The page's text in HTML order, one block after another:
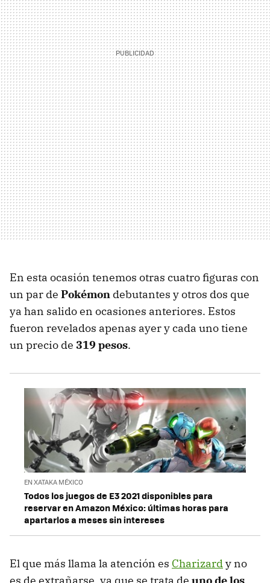
En esta ocasión tenemos otras cuatro figuras con
un par de Pokémon debutantes y otros dos que
ya han salido en ocasiones anteriores. Estos
fueron revelados apenas ayer y cada uno tiene
un precio de 319 pesos.
EN XATAKA MÉXICO
Todos los juegos de E3 2021 disponibles para
reservar en Amazon México: últimas horas para
apartarlos a meses sin intereses
El que más llama la atención es Charizardy no